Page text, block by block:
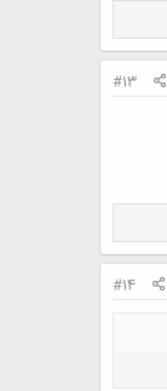
#13
#14